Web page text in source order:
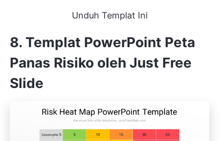
Unduh Templat Ini
8. Templat PowerPoint Peta
Panas Risiko oleh Just Free
Slide